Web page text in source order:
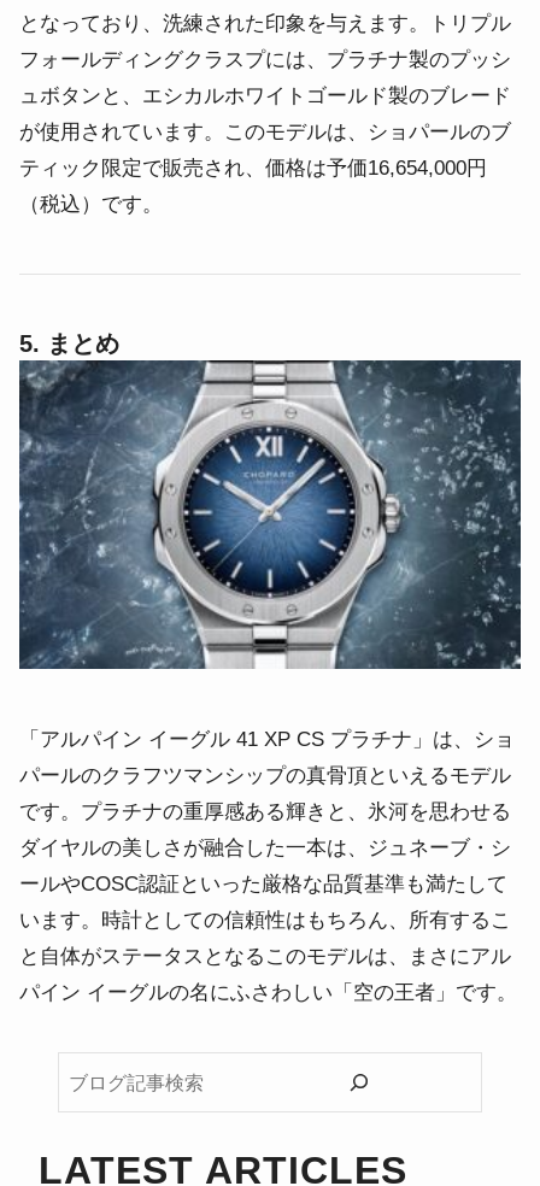
となっており、洗練された印象を与えます。トリプル
フォールディングクラスプには、プラチナ製のプッシ
ュボタンと、エシカルホワイトゴールド製のブレード
が使用されています。このモデルは、ショパールのブ
ティック限定で販売され、価格は予価16,654,000円
（税込）です。
5. まとめ
「アルパイン イーグル 41 XP CS プラチナ」は、ショ
パールのクラフツマンシップの真骨頂といえるモデル
です。プラチナの重厚感ある輝きと、氷河を思わせる
ダイヤルの美しさが融合した一本は、ジュネーブ・シ
ールやCOSC認証といった厳格な品質基準も満たして
います。時計としての信頼性はもちろん、所有するこ
と自体がステータスとなるこのモデルは、まさにアル
パイン イーグルの名にふさわしい「空の王者」です。
ロ
記
LATEST ARTICLES